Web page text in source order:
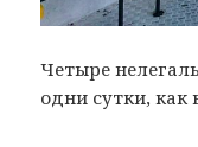
Четыре
одни сутки, как